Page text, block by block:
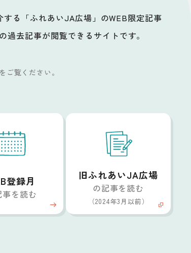
る「ふれあいJA広場」のWEB限定記事
去記事が閲覧できるサイトです。
をご覧ください。
登録月
事を読む
旧ふれあいJA広場
の記事を読む
（2024年3月以前）